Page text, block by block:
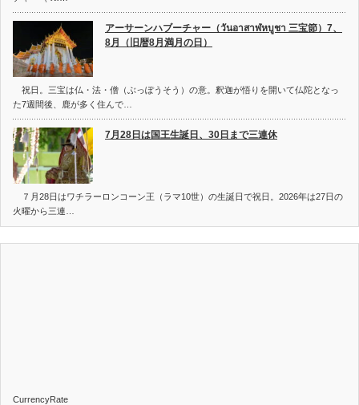
アーサーンハブーチャー（วันอาสาฬหบูชา 三宝節）7、
8月（旧暦8月満月の日）
祝日。三宝は仏・法・僧（ぶっぽうそう）の意。釈迦が悟りを開いて仏陀となっ
た7週間後、鹿が多く住んで…
7月28日は国王生誕日、30日まで三連休
７月28日はワチラーロンコーン王（ラマ10世）の生誕日で祝日。2026年は27日の
火曜から三連…
CurrencyRate